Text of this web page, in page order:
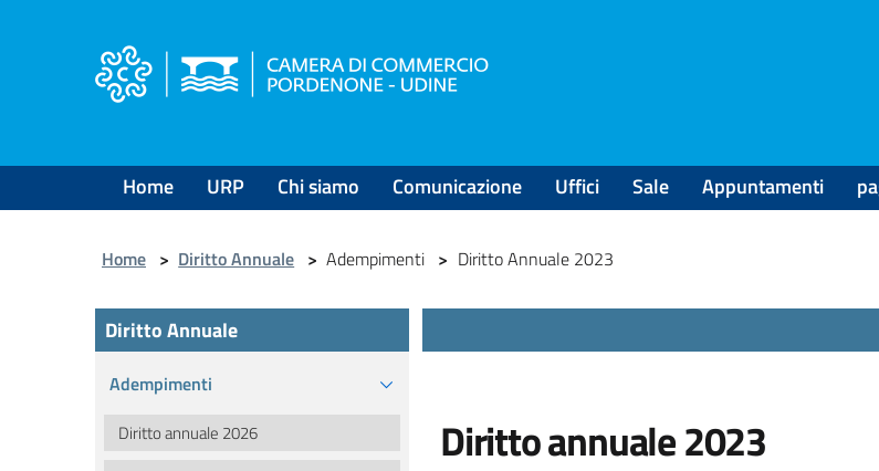
Home URP Chi siamo Comunicazione Uffici Sale Appuntamenti
Home > Diritto Annuale > Adempimenti > Diritto Annuale 2023
Diritto Annuale
Adempimenti
Diritto annuale 2026
Diritto annuale 2023